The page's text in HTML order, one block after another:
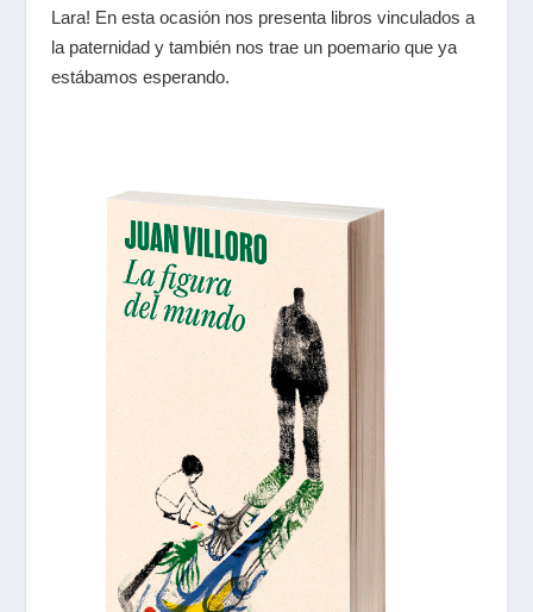
Lara! En esta ocasión nos presenta libros vinculados a
la paternidad y también nos trae un poemario que ya
estábamos esperando.